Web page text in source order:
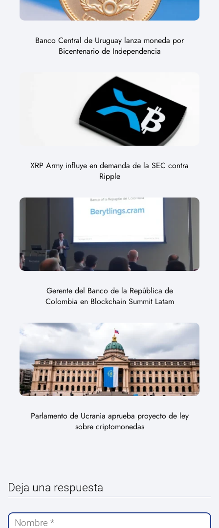
Banco Central de Uruguay lanza moneda por
Bicentenario de Independencia
XRP Army influye en demanda de la SEC contra
Ripple
Gerente del Banco de la República de
Colombia en Blockchain Summit Latam
Parlamento de Ucrania aprueba proyecto de ley
sobre criptomonedas
Deja una respuesta